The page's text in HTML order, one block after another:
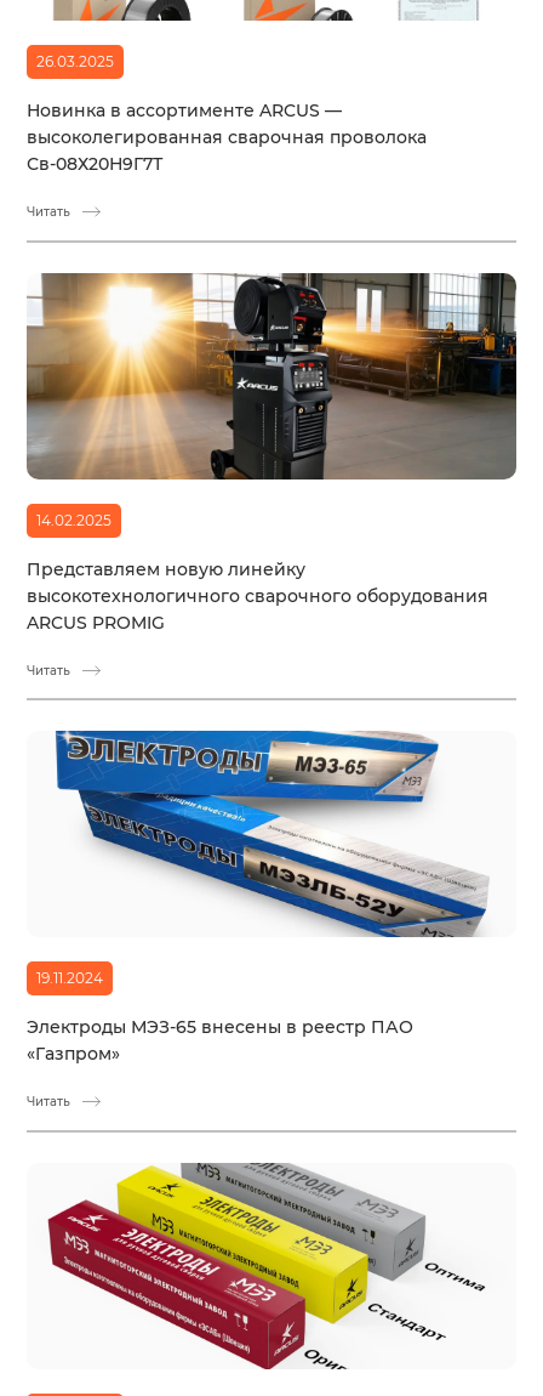
26.03.2025
Новинка в ассортименте ARCUS —
высоколегированная сварочная проволока
Св-08Х20Н9Г7Т
Читать
14.02.2025
Представляем новую линейку
высокотехнологичного сварочного оборудования
ARCUS PROMIG
Читать
19.11.2024
Электроды МЭЗ-65 внесены в реестр ПАО
«Газпром»
Читать